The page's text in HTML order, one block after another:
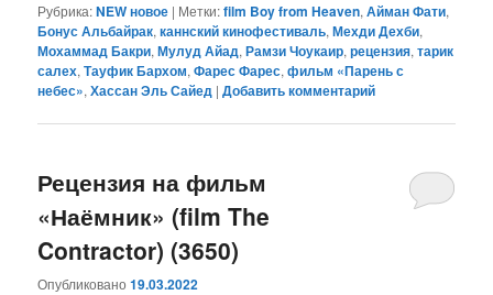
Рубрика:NEW новое | Метки:film Boy from Heaven,Айман Фати,
Бонус Альбайрак,каннский кинофестиваль,Мехди Дехби,
Мохаммад Бакри,Мулуд Айад,Рамзи Чоукаир,рецензия,тарик
салех,Тауфик Бархом,Фарес Фарес,фильм «Парень с
небес»,Хассан Эль Сайед |Добавить комментарий
Рецензия на фильм
«Наёмник» (film The
Contractor) (3650)
Опубликовано19.03.2022